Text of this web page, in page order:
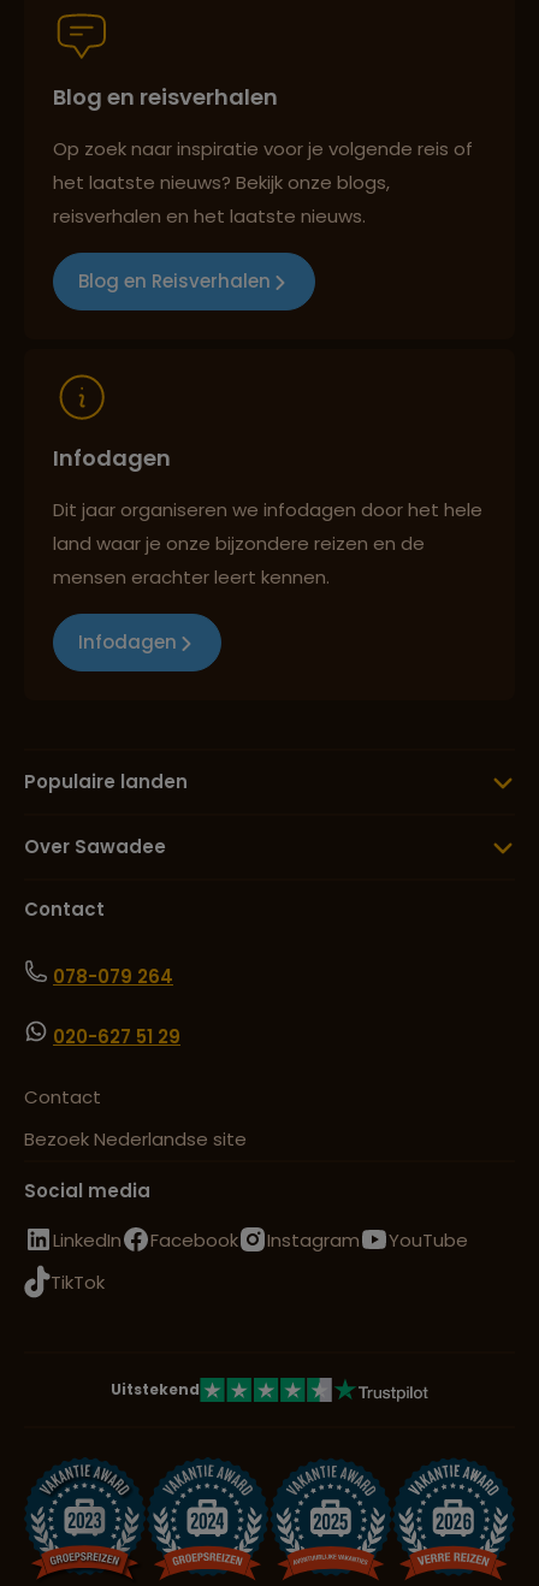
Best beoordeelde reisroutes
Reizen met oog voor mens, cultuur en milieu
Blog en reisverhalen
Op zoek naar inspiratie voor je volgende reis of
het laatste nieuws? Bekijk onze blogs,
reisverhalen en het laatste nieuws.
Blog en Reisverhalen
Infodagen
Dit jaar organiseren we infodagen door het hele
land waar je onze bijzondere reizen en de
mensen erachter leert kennen.
Infodagen
Populaire landen
Over Sawadee
Contact
078-079 264
020-627 51 29
Contact
Bezoek Nederlandse site
Social media
LinkedIn
Facebook Instagram
YouTube
TikTok
Uitstekend